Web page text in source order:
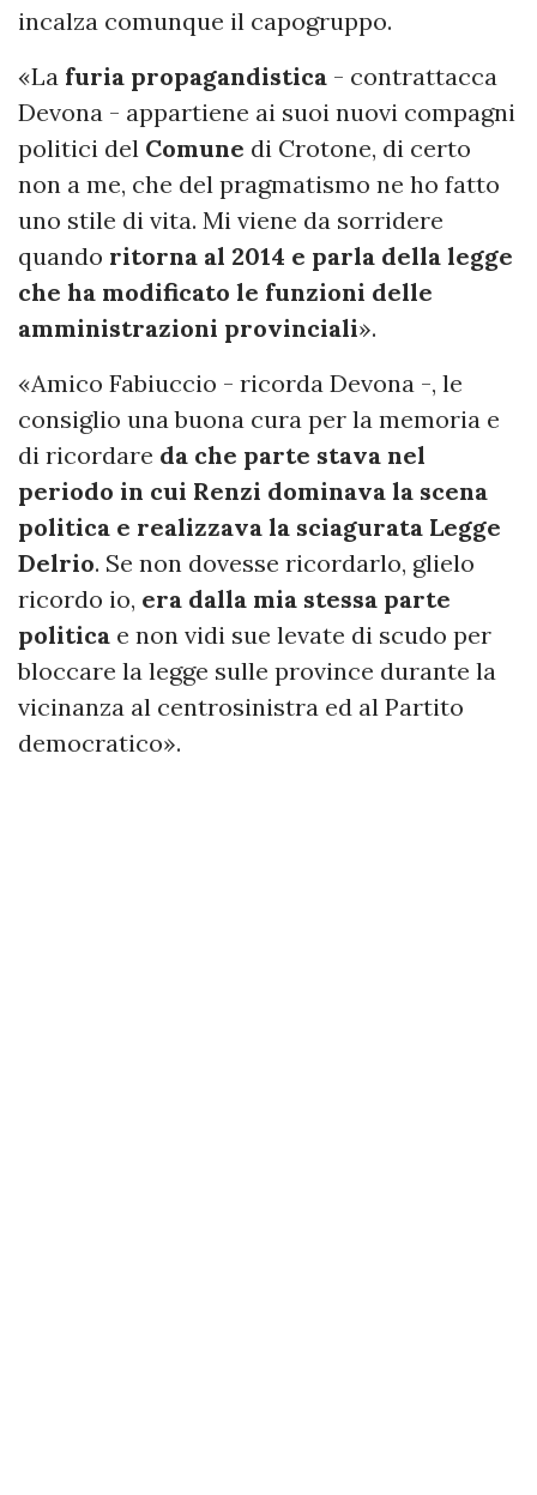
incalza comunque il capogruppo.
«La furia propagandistica - contrattacca
Devona - appartiene ai suoi nuovi compagni
politici del Comune di Crotone, di certo
non a me, che del pragmatismo ne ho fatto
uno stile di vita. Mi viene da sorridere
quando ritorna al 2014 e parla della legge
che ha modificato le funzioni delle
amministrazioni provinciali».
«Amico Fabiuccio - ricorda Devona -, le
consiglio una buona cura per la memoria e
di ricordare da che parte stava nel
periodo in cui Renzi dominava la scena
politica e realizzava la sciagurata Legge
Delrio. Se non dovesse ricordarlo, glielo
ricordo io, era dalla mia stessa parte
politica e non vidi sue levate di scudo per
bloccare la legge sulle province durante la
vicinanza al centrosinistra ed al Partito
democratico».